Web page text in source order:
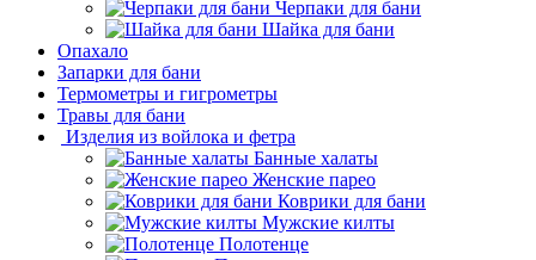
Черпаки для бани
Шайка для бани
Опахало
Запарки для бани
Термометры и гигрометры
Травы для бани
Изделия из войлока и фетра
Банные халаты
Женские парео
Коврики для бани
Мужские килты
Полотенце